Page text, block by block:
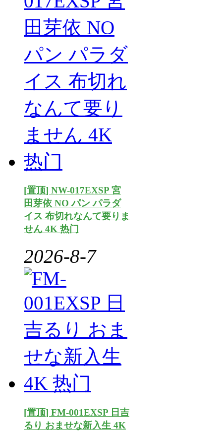
[置顶] NW-017EXSP 宮
田芽依 NO パン パラダ
イス 布切れなんて要りま
せん 4K 热门
2026-8-7
[置顶] FM-001EXSP 日吉
るり おませな新入生 4K